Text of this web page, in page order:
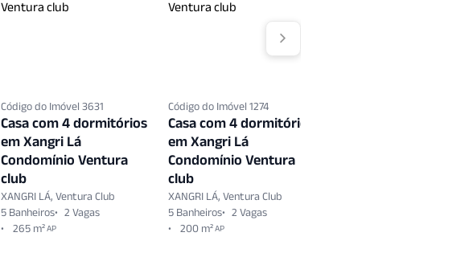
Código do Imóvel 3631
Casa com 4 dormitórios
em Xangri Lá
Condomínio Ventura
club
XANGRI LÁ, Ventura Club
5 Banheiros
2 Vagas
265 m²AP
Código do Imóvel 1274
Casa com 4 dormitórios
em Xangri Lá
Condomínio Ventura
club
XANGRI LÁ, Ventura Club
5 Banheiros
2 Vagas
200 m²AP